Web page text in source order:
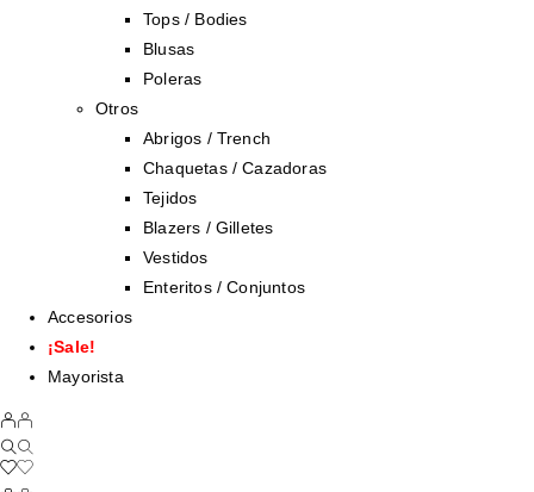
Tops / Bodies
Blusas
Poleras
Otros
Abrigos / Trench
Chaquetas / Cazadoras
Tejidos
Blazers / Gilletes
Vestidos
Enteritos / Conjuntos
Accesorios
¡Sale!
Mayorista